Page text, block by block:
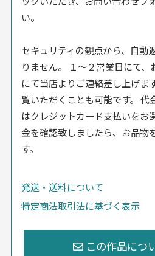
い。
セキュリティの観点から、自動
りません。 １〜２営業日にて
にて当店よりご連絡差し上げま
覧いただくことも可能です。 代
はクレジットカード支払いをお
金を確認致しましたら、お品物
す。
発送・送料について
特定商法取引法に基づく表示